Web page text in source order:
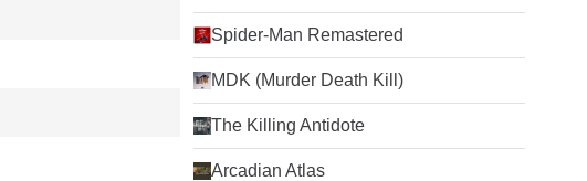
Spider-Man Remastered
MDK (Murder Death Kill)
The Killing Antidote
Arcadian Atlas